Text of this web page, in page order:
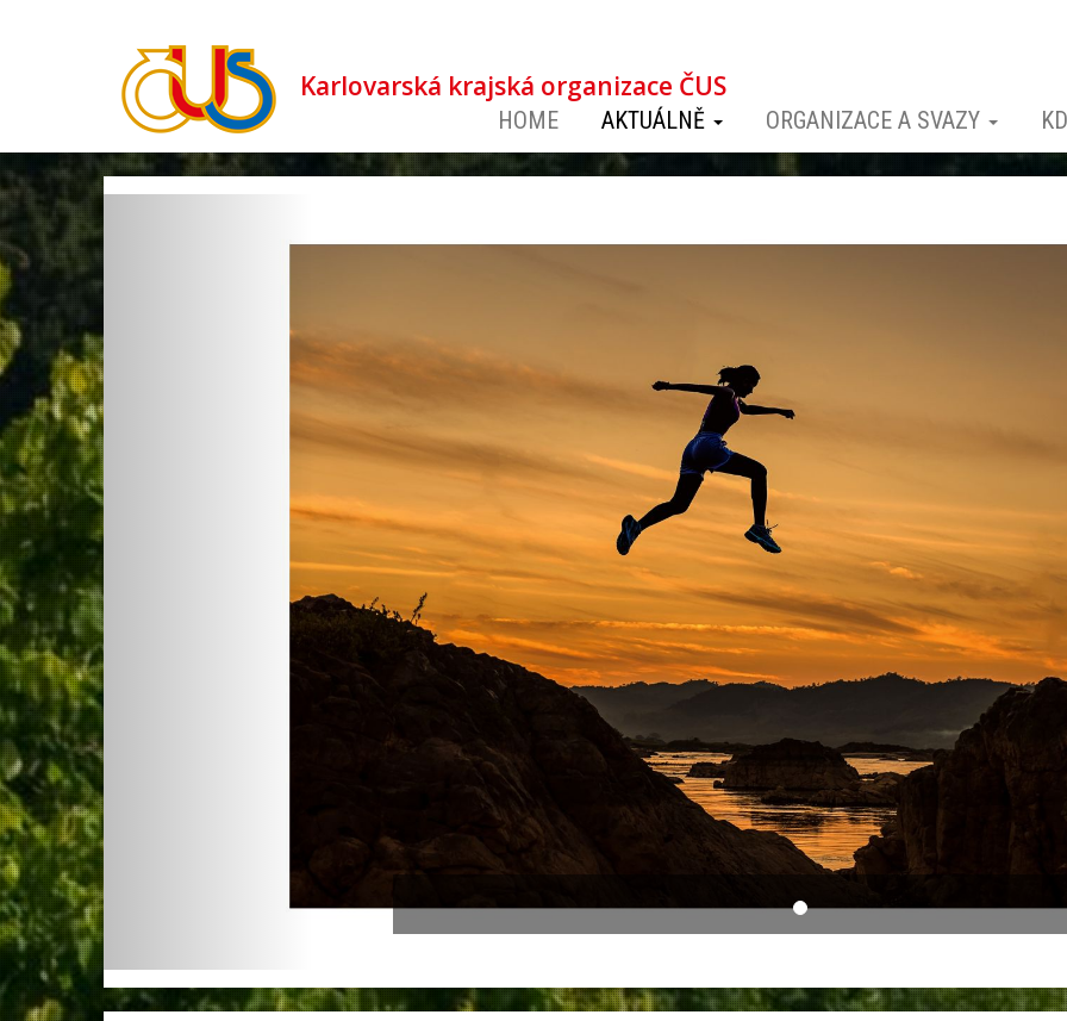
Karlovarská krajská organizace ČUS
HOME AKTUÁLNĚ ORGANIZACE A SVAZY